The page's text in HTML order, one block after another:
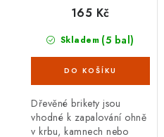
Skladem (5 bal)
165 Kč
Dřevěné brikety jsou
vhodné k zapalování ohně
v krbu, kamnech nebo